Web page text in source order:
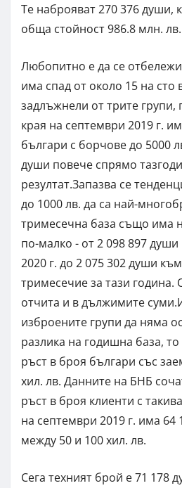
Те наброяват 270 376 души,
обща стойност 986.8 млн. лв.
Любопитно е да се
има спад от около 15 на
задлъжнели от трите
края на септември 2019 г.
българи с борчове до 5000
души повече спрямо
резултат.Запазва се
до 1000 лв. да са най-
тримесечна база също има
по-малко - от 2 098 897
2020 г. до 2 075 302 души
тримесечие за тази година.
отчита и в дължимите
изброените групи да няма
разлика на годишна база,
ръст в броя българи със
хил. лв. Данните на БНБ
ръст в броя клиенти с
на септември 2019 г. има 64
между 50 и 100 хил. лв.
Сега техният брой е 71 178